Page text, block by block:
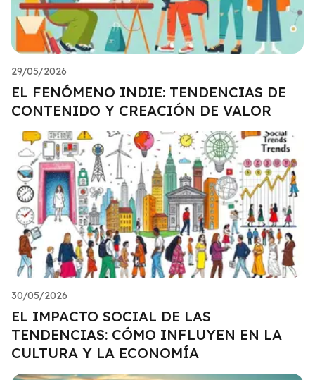
29/05/2026
EL FENÓMENO INDIE: TENDENCIAS DE
CONTENIDO Y CREACIÓN DE VALOR
30/05/2026
EL IMPACTO SOCIAL DE LAS
TENDENCIAS: CÓMO INFLUYEN EN LA
CULTURA Y LA ECONOMÍA